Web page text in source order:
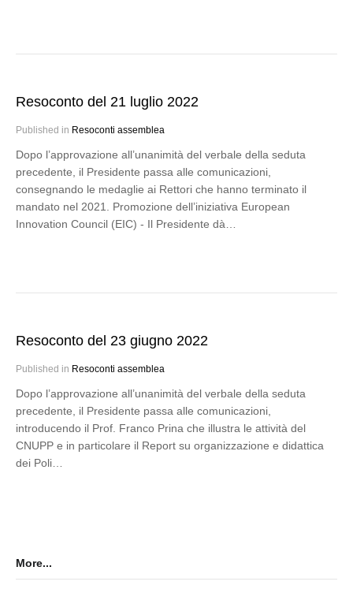
Resoconto del 21 luglio 2022
Published in Resoconti assemblea
Dopo l’approvazione all’unanimità del verbale della seduta
precedente, il Presidente passa alle comunicazioni,
consegnando le medaglie ai Rettori che hanno terminato il
mandato nel 2021. Promozione dell’iniziativa European
Innovation Council (EIC) - Il Presidente dà…
Resoconto del 23 giugno 2022
Published in Resoconti assemblea
Dopo l’approvazione all’unanimità del verbale della seduta
precedente, il Presidente passa alle comunicazioni,
introducendo il Prof. Franco Prina che illustra le attività del
CNUPP e in particolare il Report su organizzazione e didattica
dei Poli…
More...